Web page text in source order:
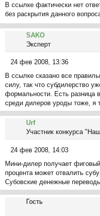
о
о
б
н
и
В ссылке фактически нет
без раскрытия данного
SAKO
Эксперт
о
о
б
щ
е
е
24 фев 2008, 13:36
В ссылке сказано все
силу, так что субдилерство
формальности. Есть разница
среди дилеров уроды тоже, я
Urf
Участник конкурса
о
о
б
щ
24 фев 2008, 14:03
Мини-дилер получает
процента может отвалить
Субовские денежные
Гость